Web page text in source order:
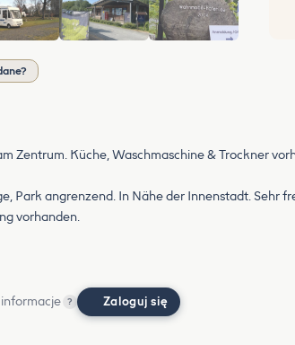
Zentrum. Küche, Waschmaschine & Trockner
Park angrenzend. In Nähe der Innenstadt. Sehr
vorhanden.
informacje ? Zaloguj się